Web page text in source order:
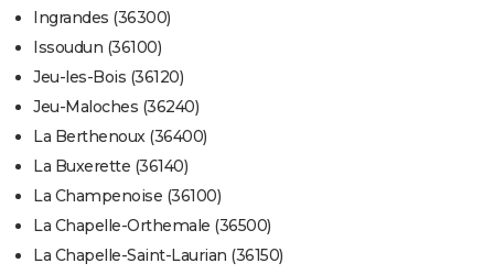
Ingrandes (36300)
Issoudun (36100)
Jeu-les-Bois (36120)
Jeu-Maloches (36240)
La Berthenoux (36400)
La Buxerette (36140)
La Champenoise (36100)
La Chapelle-Orthemale (36500)
La Chapelle-Saint-Laurian (36150)